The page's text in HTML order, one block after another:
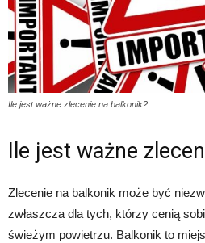
Ile jest ważne zlecenie na balkonik?
Ile jest ważne
Zlecenie na balkonik może być
zwłaszcza dla tych, którzy cenią
świeżym powietrzu. Balkonik to